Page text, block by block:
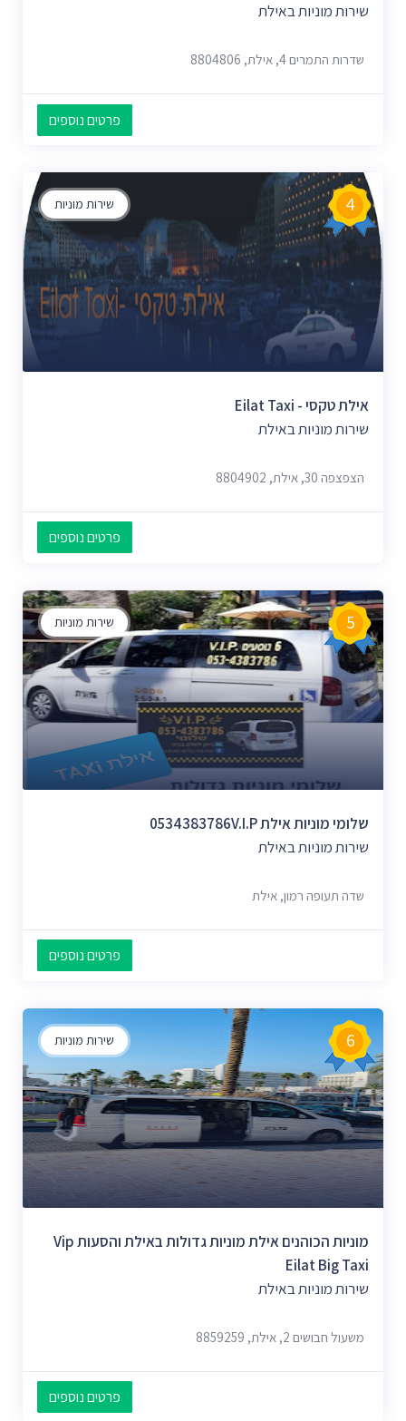
שירות מוניות באילת
שדרות התמרים 4, אילת, 8804806
פרטים נוספים
שירות מוניות 4
אילת טקסי - Eilat Taxi
שירות מוניות באילת
הצפצפה 30, אילת, 8804902
פרטים נוספים
שירות מוניות 5
שלומי מוניות אילת 0534383786V.i.p
שירות מוניות באילת
שדה תעופה רמון, אילת
פרטים נוספים
שירות מוניות 6
מוניות הכוהנים אילת מוניות גדולות באילת והסעות Vip
Eilat Big Taxi
שירות מוניות באילת
משעול חבושים 2, אילת, 8859259
פרטים נוספים